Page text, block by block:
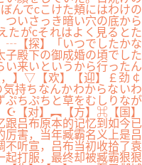
んでcこけた頬にはわけの
ついさっき暗い穴の底から
たがcそれはよく見るとた
┄【探】「いつでしたかな
子殿下の御成婚の頃でした
い来いというから行ったん
】▽【欢】【迎】￡劲￠
気持ちなんかわからないわ
ぷちぷちと草をむしりなが
☪【对】︻【方】⌘【国】
吕布原本的记忆到如今已
害，当年臧霸名义上是吕
不听宣，吕布当初收拾了袁
起打服，最终却被臧霸狠狠